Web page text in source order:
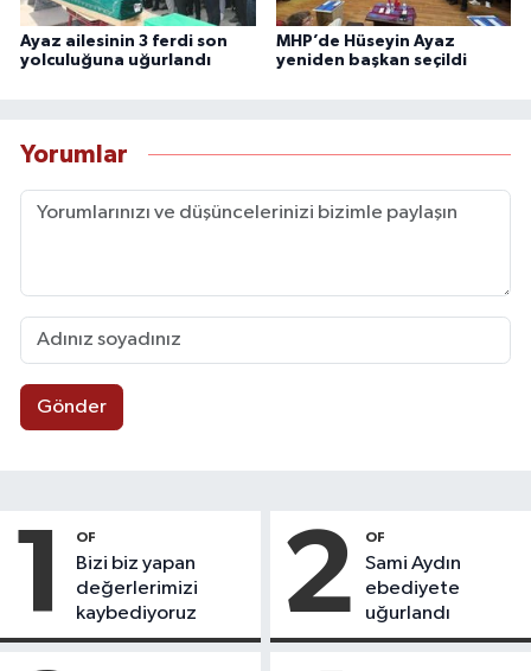
Ayaz ailesinin 3 ferdi son
yolculuğuna uğurlandı
MHP’de Hüseyin Ayaz
yeniden başkan seçildi
Yorumlar
Gönder
1 OF
Bizi biz yapan
değerlerimizi
kaybediyoruz
2 OF
Sami Aydın
ebediyete
uğurlandı